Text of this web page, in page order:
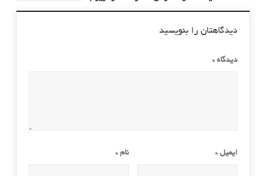
دیدگاهتان را بنویسید
دیدگاه *
نام* ایمیل *